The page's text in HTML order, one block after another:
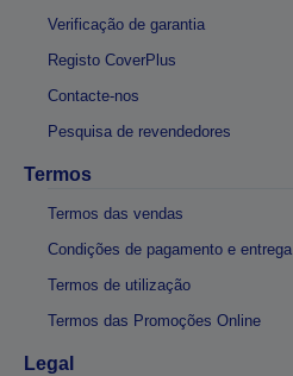
Verificação de garantia
Registo CoverPlus
Contacte-nos
Pesquisa de revendedores
Termos
Termos das vendas
Condições de pagamento e entrega
Termos de utilização
Termos das Promoções Online
Legal